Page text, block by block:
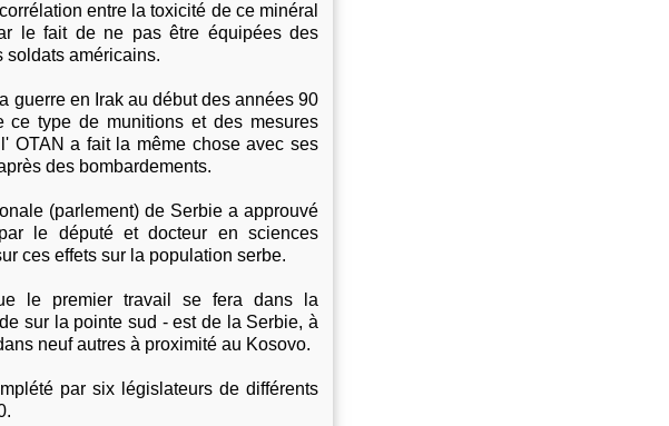
entre la toxicité de ce minéral
le fait de ne pas être équipées des
soldats américains.
guerre en Irak au début des années 90
ce type de munitions et des mesures
OTAN a fait la même chose avec ses
des bombardements.
(parlement) de Serbie a approuvé
le député et docteur en sciences
ces effets sur la population serbe.
le premier travail se fera dans la
sur la pointe sud - est de la Serbie, à
neuf autres à proximité au Kosovo.
par six législateurs de différents